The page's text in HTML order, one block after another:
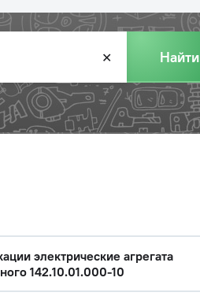
✕ Найти
электрические агрегата
142.10.01.000-10